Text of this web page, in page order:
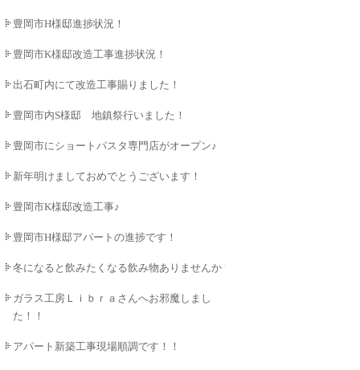
豊岡市H様邸進捗状況！
豊岡市K様邸改造工事進捗状況！
出石町内にて改造工事賜りました！
豊岡市内S様邸 地鎮祭行いました！
豊岡市にショートパスタ専門店がオープン♪
新年明けましておめでとうございます！
豊岡市K様邸改造工事♪
豊岡市H様邸アパートの進捗です！
冬になると飲みたくなる飲み物ありませんか？
ガラス工房Ｌｉｂｒａさんへお邪魔しまし
た！！
アパート新築工事現場順調です！！